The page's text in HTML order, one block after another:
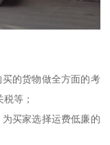
的货物做全方面的考
等；
买家选择运费低廉的